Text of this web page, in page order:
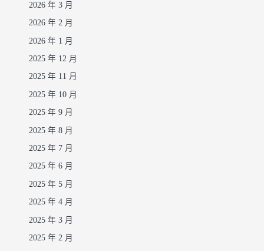
2026 年 3 月
2026 年 2 月
2026 年 1 月
2025 年 12 月
2025 年 11 月
2025 年 10 月
2025 年 9 月
2025 年 8 月
2025 年 7 月
2025 年 6 月
2025 年 5 月
2025 年 4 月
2025 年 3 月
2025 年 2 月